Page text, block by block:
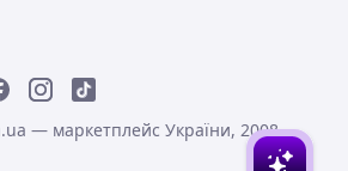
— маркетплейс України, 2008-